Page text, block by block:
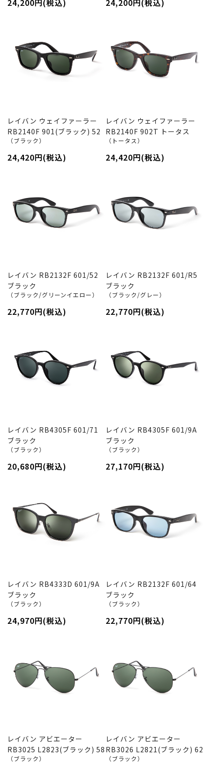
24,200円(税込) 24,200円(税込)
レイバン ウェイファーラー
RB2140F 901(ブラック) 52
（ブラック）
24,420円(税込)
レイバン ウェイファーラー
RB2140F 902T トータス
（トータス）
24,420円(税込)
レイバン RB2132F 601/52
ブラック
（ブラック/グリーンイエロー）
22,770円(税込)
レイバン RB2132F 601/R5
ブラック
（ブラック/グレー）
22,770円(税込)
レイバン RB4305F 601/71
ブラック
（ブラック）
20,680円(税込)
レイバン RB4305F 601/9A
ブラック
（ブラック）
27,170円(税込)
レイバン RB4333D 601/9A
ブラック
（ブラック）
24,970円(税込)
レイバン RB2132F 601/64
ブラック
（ブラック）
22,770円(税込)
レイバン アビエーター
RB3025 L2823(ブラック) 58
（ブラック）
レイバン アビエーター
RB3026 L2821(ブラック) 62
（ブラック）